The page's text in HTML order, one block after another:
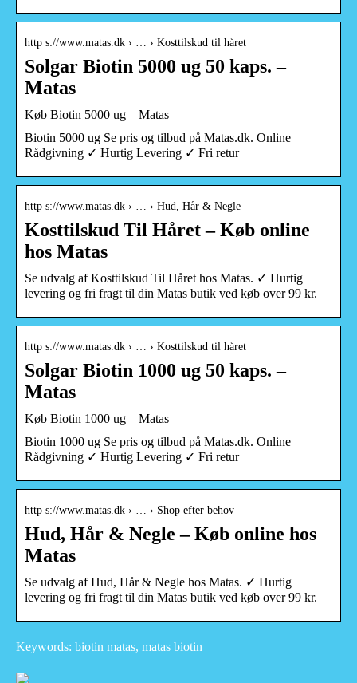
http s://www.matas.dk › … › Kosttilskud til håret
Solgar Biotin 5000 ug 50 kaps. –
Matas
Køb Biotin 5000 ug – Matas
Biotin 5000 ug Se pris og tilbud på Matas.dk. Online
Rådgivning ✓ Hurtig Levering ✓ Fri retur
http s://www.matas.dk › … › Hud, Hår & Negle
Kosttilskud Til Håret – Køb online
hos Matas
Se udvalg af Kosttilskud Til Håret hos Matas. ✓ Hurtig
levering og fri fragt til din Matas butik ved køb over 99 kr.
http s://www.matas.dk › … › Kosttilskud til håret
Solgar Biotin 1000 ug 50 kaps. –
Matas
Køb Biotin 1000 ug – Matas
Biotin 1000 ug Se pris og tilbud på Matas.dk. Online
Rådgivning ✓ Hurtig Levering ✓ Fri retur
http s://www.matas.dk › … › Shop efter behov
Hud, Hår & Negle – Køb online hos
Matas
Se udvalg af Hud, Hår & Negle hos Matas. ✓ Hurtig
levering og fri fragt til din Matas butik ved køb over 99 kr.
Keywords: biotin matas, matas biotin